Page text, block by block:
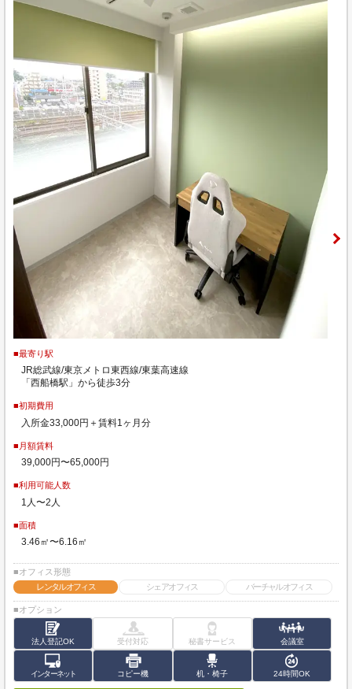
■最寄り駅
JR総武線/東京メトロ東西線/東葉高速線
「西船橋駅」から徒歩3分
■初期費用
入所金33,000円＋賃料1ヶ月分
■月額賃料
39,000円〜65,000円
■利用可能人数
1人〜2人
■面積
3.46㎡〜6.16㎡
■オフィス形態
レンタルオフィス
シェアオフィス バーチャルオフィス
■オプション
法人登記OK 受付対応 秘書サービス 会議室
インターネット コピー機 机・椅子 24時間OK